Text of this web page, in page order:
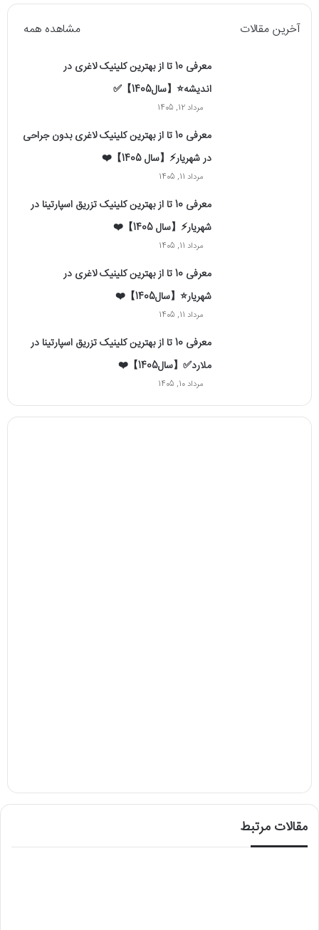
آخرین مقالات مشاهده همه
معرفی 10 تا از بهترین کلینیک لاغری در
اندیشه⭐【سال1405】✅
مرداد 12, 1405
معرفی 10 تا از بهترین کلینیک لاغری بدون جراحی
در شهریار⚡【سال 1405】❤️
مرداد 11, 1405
معرفی 10 تا از بهترین کلینیک تزریق اسپارتینا در
شهریار⚡【سال 1405】❤️
مرداد 11, 1405
معرفی 10 تا از بهترین کلینیک لاغری در
شهریار⭐【سال1405】❤️
مرداد 11, 1405
معرفی 10 تا از بهترین کلینیک تزریق اسپارتینا در
ملارد✅【سال1405】❤️
مرداد 10, 1405
مقالات مرتبط